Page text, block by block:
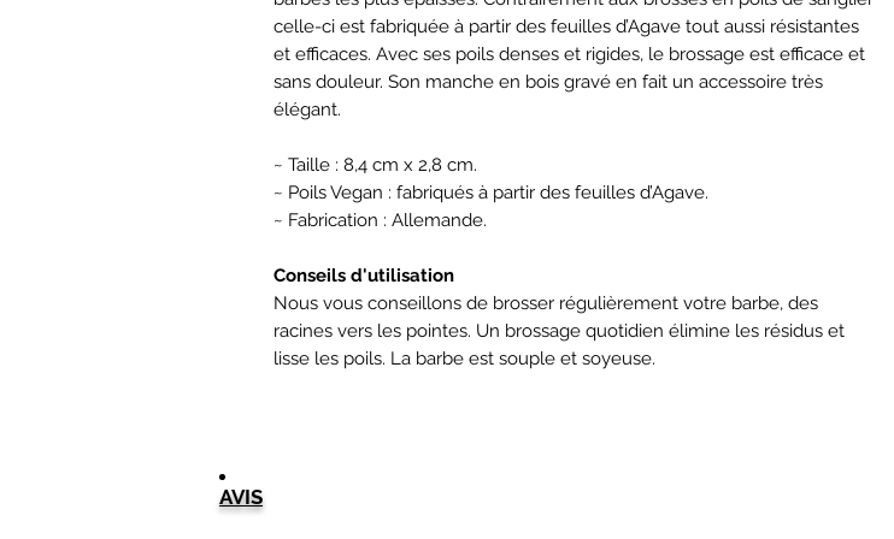
celle-ci est fabriquée à partir des feuilles d’Agave tout aussi résistantes
et efficaces. Avec ses poils denses et rigides, le brossage est efficace et
sans douleur. Son manche en bois gravé en fait un accessoire très
élégant.
~ Taille : 8,4 cm x 2,8 cm.
~ Poils Vegan : fabriqués à partir des feuilles d’Agave.
~ Fabrication : Allemande.
Conseils d'utilisation
Nous vous conseillons de brosser régulièrement votre barbe, des
racines vers les pointes. Un brossage quotidien élimine les résidus et
lisse les poils. La barbe est souple et soyeuse.
AVIS